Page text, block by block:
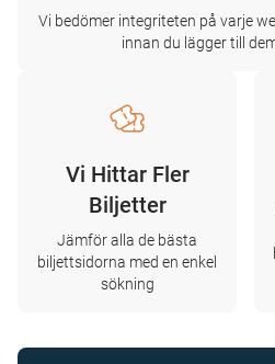
Vi bedömer integriteten på varje
innan du lägger till
Vi Hittar Fler
Biljetter
Jämför alla de bästa
biljettsidorna med en enkel
sökning